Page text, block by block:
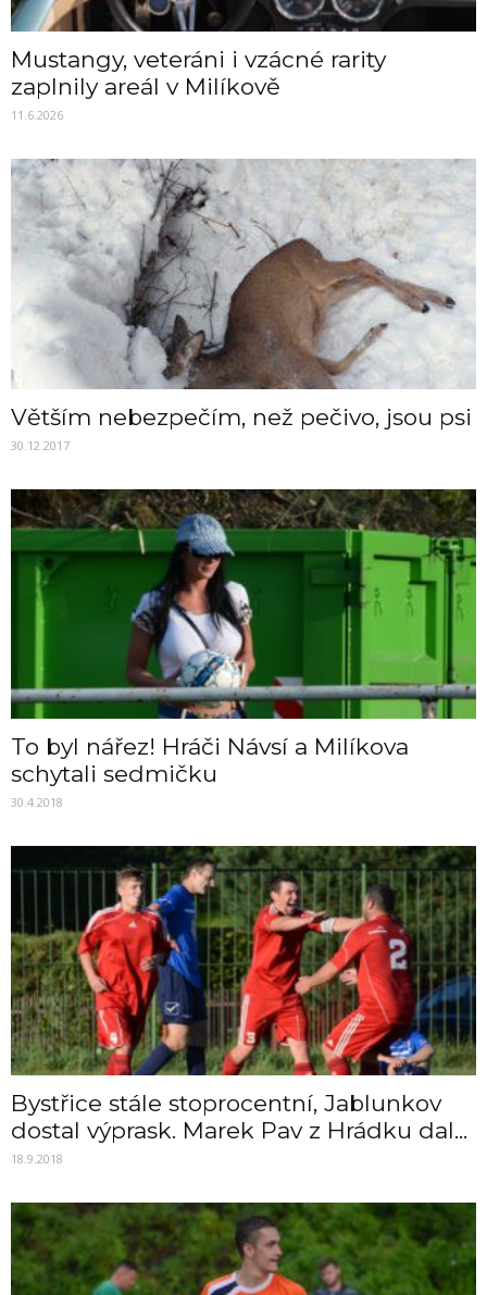
Mustangy, veteráni i vzácné rarity
zaplnily areál v Milíkově
11.6.2026
Větším nebezpečím, než pečivo, jsou psi
30.12.2017
To byl nářez! Hráči Návsí a Milíkova
schytali sedmičku
30.4.2018
Bystřice stále stoprocentní, Jablunkov
dostal výprask. Marek Pav z Hrádku dal...
18.9.2018